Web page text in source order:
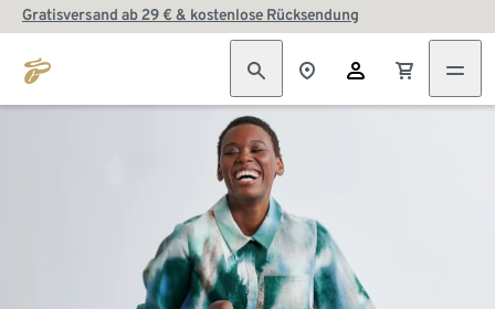
Gratisversand ab 29 € & kostenlose Rücksendung